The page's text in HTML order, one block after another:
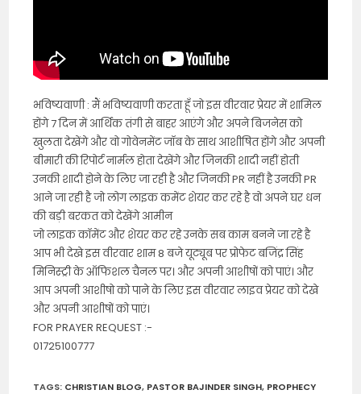
भविष्यवाणी : मैं भविष्यवाणी करता हूँ जो इस वीरवार प्रेयर में शामिल
होंगे 7 दिन में आर्थिक तंगी से बाहर आएंगे और अपने बिजनेस को
खुलता देखेंगे और वो गोवेनमेंट जॉब के साथ आशीषित होंगे और अपनी
बीमारी की रिपोर्ट नार्मल होता देखेंगे और जिनकी शादी नहीं होती
उनकी शादी होने के लिए जा रही है और जिनकी PR नहीं है उनकी PR
आने जा रही है जो लोग लाइक कमेंट शेयर कर रहे है वो अपने घर धन
की बड़ी बरकत को देखेंगे आमीन
जो लाइक कॉमेंट और शेयर कर रहे उनके सब काम बनने जा रहे है
आप भी देखे इस वीरवार शाम 8 बजे यूट्यूब पर प्रोफेट बजिंद्र सिंह
मिनिस्ट्री के ऑफिशल चैनल पर। और अपनी आशीषों को पाएं। और
आप अपनी आशीषो को पाने के लिए इस वीरवार लाइव प्रेयर को देखे
और अपनी आशीषों को पाएं।
FOR PRAYER REQUEST :-
01725100777
TAGS: CHRISTIAN BLOG, PASTOR BAJINDER SINGH, PROPHECY